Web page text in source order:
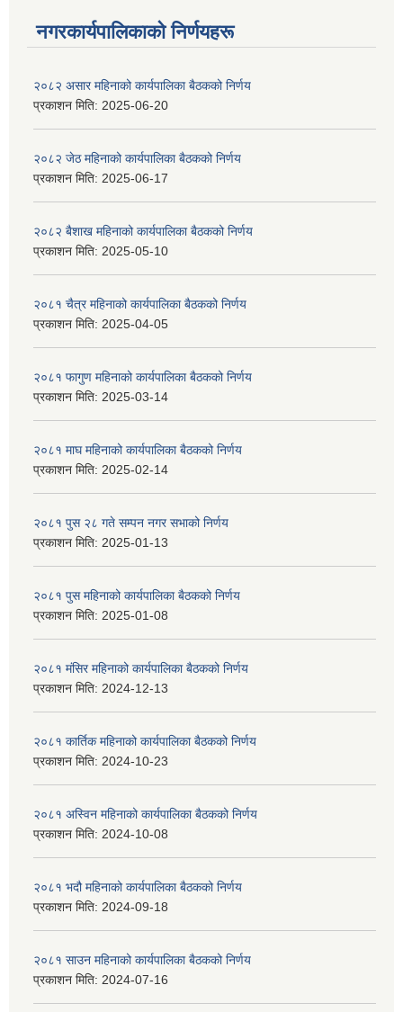
नगरकार्यपालिकाकाे निर्णयहरू
२०८२ असार महिनाको कार्यपालिका बैठकको निर्णय
प्रकाशन मिति: 2025-06-20
२०८२ जेठ महिनाको कार्यपालिका बैठकको निर्णय
प्रकाशन मिति: 2025-06-17
२०८२ बैशाख महिनाको कार्यपालिका बैठकको निर्णय
प्रकाशन मिति: 2025-05-10
२०८१ चैत्र महिनाको कार्यपालिका बैठकको निर्णय
प्रकाशन मिति: 2025-04-05
२०८१ फागुण महिनाको कार्यपालिका बैठकको निर्णय
प्रकाशन मिति: 2025-03-14
२०८१ माघ महिनाको कार्यपालिका बैठकको निर्णय
प्रकाशन मिति: 2025-02-14
२०८१ पुस २८ गते सम्प‍न नगर सभाको निर्णय
प्रकाशन मिति: 2025-01-13
२०८१ पुस महिनाको कार्यपालिका बैठकको निर्णय
प्रकाशन मिति: 2025-01-08
२०८१ मंसिर महिनाको कार्यपालिका बैठकको निर्णय
प्रकाशन मिति: 2024-12-13
२०८१ कार्तिक महिनाको कार्यपालिका बैठकको निर्णय
प्रकाशन मिति: 2024-10-23
२०८१ अस्विन महिनाको कार्यपालिका बैठकको निर्णय
प्रकाशन मिति: 2024-10-08
२०८१ भदौ महिनाको कार्यपालिका बैठकको निर्णय
प्रकाशन मिति: 2024-09-18
२०८१ साउन महिनाको कार्यपालिका बैठकको निर्णय
प्रकाशन मिति: 2024-07-16